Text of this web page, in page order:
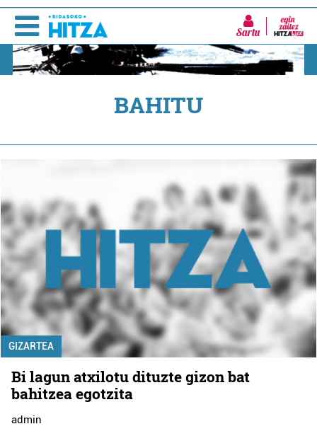
Sartu
BAHITU
GIZARTEA
Bi lagun atxilotu dituzte gizon bat
bahitzea egotzita
admin